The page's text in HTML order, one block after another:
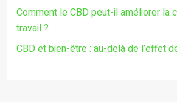
Comment le CBD peut-il améliorer la
travail ?
CBD et bien-être : au-delà de l’effet